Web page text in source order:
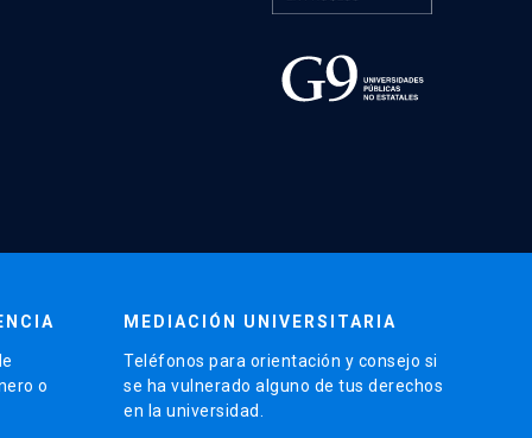
o
MEDIACIÓN UNIVERSITARIA
Teléfonos para orientación y consejo si
se ha vulnerado alguno de tus derechos
en la universidad.